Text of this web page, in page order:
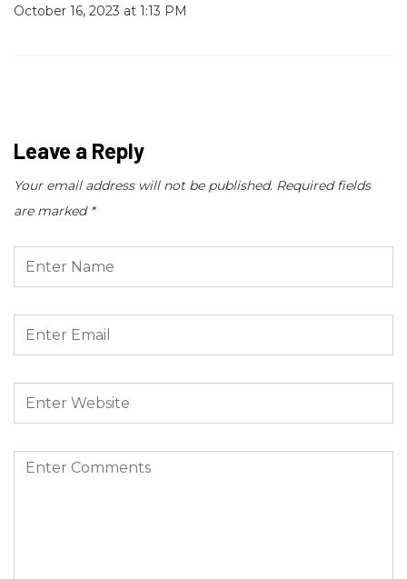
October 16, 2023 at 1:13 PM
Leave a Reply
Your email address will not be published. Required fields
are marked *